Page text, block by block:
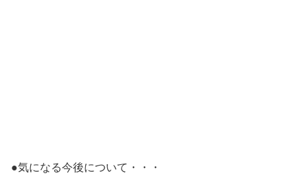
●気になる今後について・・・